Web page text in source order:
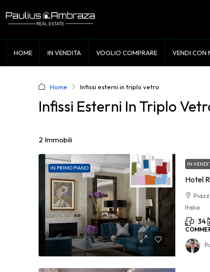
HOME IN VENDITA VOGLIO COMPRARE VENDI CON
Home Infissi esterni in triplo vetro
Infissi Esterni In Triplo
2 Immobili
IN PRIMO PIANO
IN
Hotel
Italia
34